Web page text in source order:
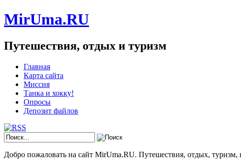
MirUma.RU
Путешествия, отдых и туризм
Главная
Карта сайта
Миссия
Танка и хокку!
Опросы
Депозит файлов
Добро пожаловать на сайт MirUma.RU. Путешествия, отдых, туризм,